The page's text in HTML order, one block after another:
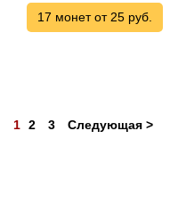
17 монет от 25 руб.
1 2 3 Следующая >